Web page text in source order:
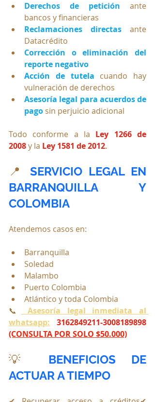
Derechos de petición ante
bancos y financieras
Reclamaciones directas ante
Datacrédito
Corrección o eliminación del
reporte negativo
Acción de tutela cuando hay
vulneración de derechos
Asesoría legal para acuerdos de
pago sin perjuicio adicional
Todo conforme a la Ley 1266 de
2008 y la Ley 1581 de 2012.
📍
SERVICIO LEGAL EN
BARRANQUILLA Y
COLOMBIA
Atendemos casos en:
Barranquilla
Soledad
Malambo
Puerto Colombia
Atlántico y toda Colombia
📞
Asesoría legal inmediata al
whatsapp:
(CONSULTA POR SOLO $50.000)
💡 BENEFICIOS DE
ACTUAR A TIEMPO